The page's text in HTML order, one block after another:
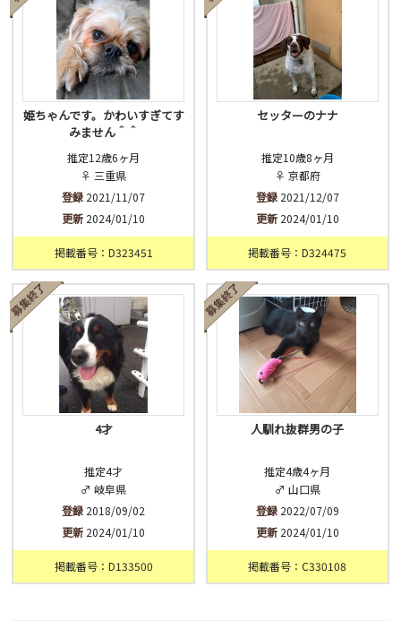
姫ちゃんです。かわいすぎてす
みません＾＾
推定12歳6ヶ月
♀ 三重県
登録 2021/11/07
更新 2024/01/10
掲載番号：D323451
セッターのナナ
推定10歳8ヶ月
♀ 京都府
登録2021/12/07
更新2024/01/10
掲載番号：D324475
4才
推定4才
♂ 岐阜県
登録 2018/09/02
更新 2024/01/10
掲載番号：D133500
人馴れ抜群男の子
推定4歳4ヶ月
♂ 山口県
登録2022/07/09
更新2024/01/10
掲載番号：C330108